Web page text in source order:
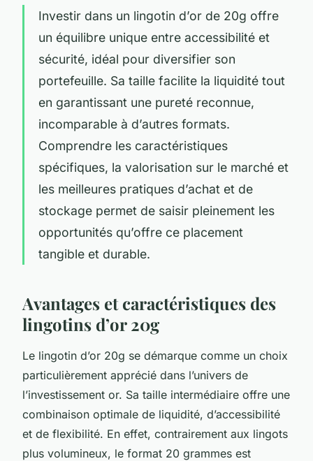
Investir dans un lingotin d’or de 20g offre
un équilibre unique entre accessibilité et
sécurité, idéal pour diversifier son
portefeuille. Sa taille facilite la liquidité tout
en garantissant une pureté reconnue,
incomparable à d’autres formats.
Comprendre les caractéristiques
spécifiques, la valorisation sur le marché et
les meilleures pratiques d’achat et de
stockage permet de saisir pleinement les
opportunités qu’offre ce placement
tangible et durable.
Avantages et caractéristiques des
lingotins d’or 20g
Le lingotin d’or 20g se démarque comme un choix
particulièrement apprécié dans l’univers de
l’investissement or. Sa taille intermédiaire offre une
combinaison optimale de liquidité, d’accessibilité
et de flexibilité. En effet, contrairement aux lingots
plus volumineux, le format 20 grammes est